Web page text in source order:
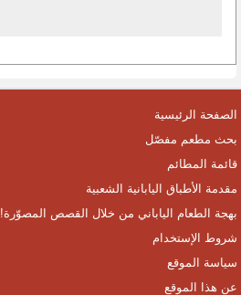
الصفحة الرئيسية
بحث مطعم مفصّل
قائمة المطائم
مقدمة الأطباق اليابانية الشعبية
بهجة الطعام الياباني من خلال القصص المصوّرة!
شروط الإستخدام
سياسة الموقع
عن هذا الموقع